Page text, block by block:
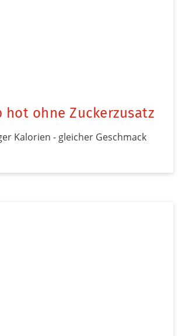
hot ohne Zuckerzusatz
Kalorien - gleicher Geschmack